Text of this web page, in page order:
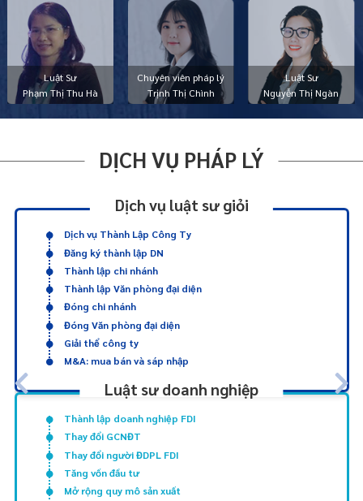
Luật Sư
Phạm Thị Thu Hà
Chuyên viên pháp lý
Trịnh Thị Chình
Luật Sư
Nguyễn Thị Ngàn
DỊCH VỤ PHÁP LÝ
Dịch vụ luật sư giỏi
Dịch vụ Thành Lập Công Ty
Đăng ký thành lập DN
Thành lập chi nhánh
Thành lập Văn phòng đại diện
Đóng chi nhánh
Đóng Văn phòng đại diện
Giải thể công ty
M&A: mua bán và sáp nhập
Luật sư doanh nghiệp
Thành lập doanh nghiệp FDI
Thay đổi GCNĐT
Thay đổi người ĐDPL FDI
Tăng vốn đầu tư
Mở rộng quy mô sản xuất